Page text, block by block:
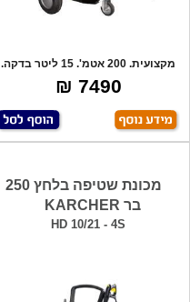
מקצועית. 200 אטמ'. 15 ליטר בדקה.
7.5 כ"ס
7490 ₪
מכונת שטיפה בלחץ 250
בר KARCHER
HD 10/21 - 4S